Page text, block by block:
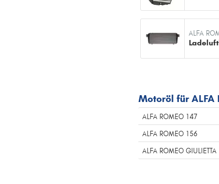
ALFA
Motoröl für ALFA
ALFA ROMEO 147
ALFA ROMEO 156
ALFA ROMEO GIULIETTA